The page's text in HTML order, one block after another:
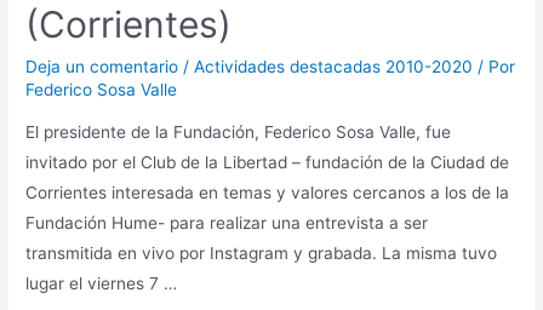
(Corrientes)
Deja un comentario /Actividades destacadas 2010-2020 / Por
Federico Sosa Valle
El presidente de la Fundación, Federico Sosa Valle, fue
invitado por el Club de la Libertad – fundación de la Ciudad de
Corrientes interesada en temas y valores cercanos a los de la
Fundación Hume- para realizar una entrevista a ser
transmitida en vivo por Instagram y grabada. La misma tuvo
lugar el viernes 7 …